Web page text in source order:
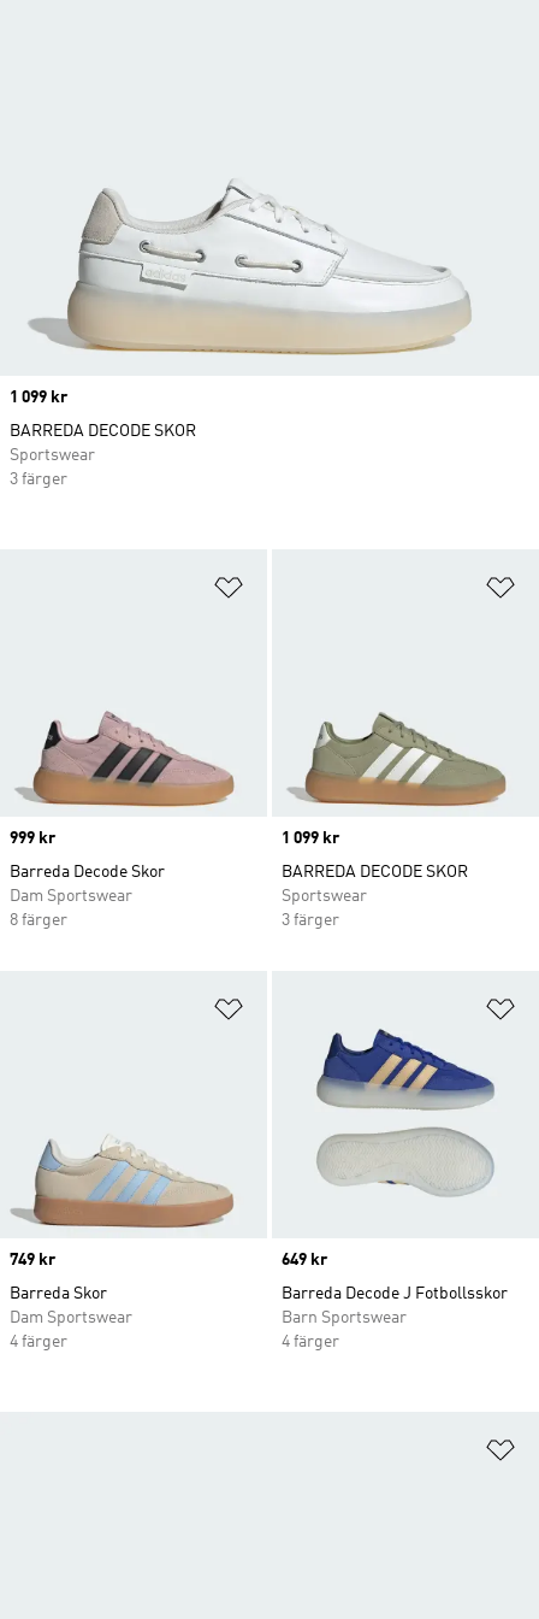
Price
999 kr
Barreda Decode Skor
Dam Sportswear
8 färger
Price
1 099 kr
BARREDA DECODE SKOR
Sportswear
3 färger
Price
749 kr
Barreda Skor
Dam Sportswear
4 färger
Price
649 kr
Barreda Decode J Fotbollsskor
Barn Sportswear
4 färger
Price
1 099 kr
BARREDA DECODE SKOR
Sportswear
3 färger